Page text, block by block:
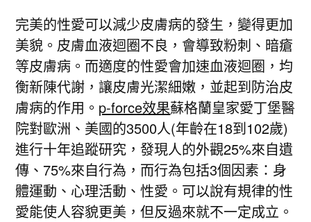
完美的性愛可以減少皮膚病的發生，變得更加
美貌。皮膚血液迴圈不良，會導致粉刺、暗瘡
等皮膚病。而適度的性愛會加速血液迴圈，均
衡新陳代謝，讓皮膚光潔細嫩，並起到防治皮
膚病的作用。 p-force效果蘇格蘭皇家愛丁堡醫
院對歐洲、美國的3500人(年齡在18到102歲)
進行十年追蹤研究，發現人的外觀25%來自遺
傳、75%來自行為，而行為包括3個因素：身
體運動、心理活動、性愛。可以說有規律的性
愛能使人容貌更美，但反過來就不一定成立。